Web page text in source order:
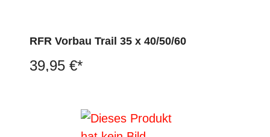
RFR Vorbau Trail 35 x 40/50/60
39,95 €*